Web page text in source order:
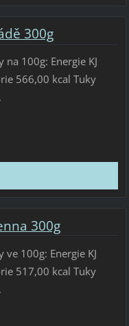
300g
100g: Energie KJ
566,00 kcal Tuky
300g
100g: Energie KJ
517,00 kcal Tuky